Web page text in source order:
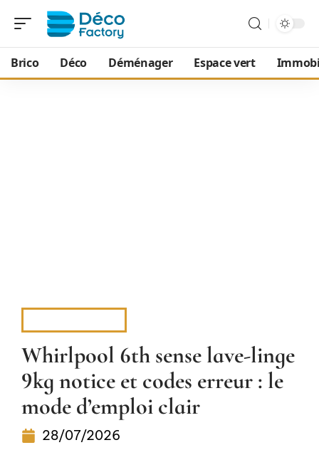
Brico Déco Déménager Espace vert
Whirlpool 6th sense lave-linge
9kg notice et codes erreur : le
mode d’emploi clair
28/07/2026